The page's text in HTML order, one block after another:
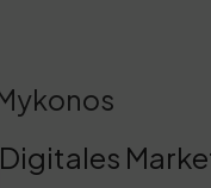
Digitales